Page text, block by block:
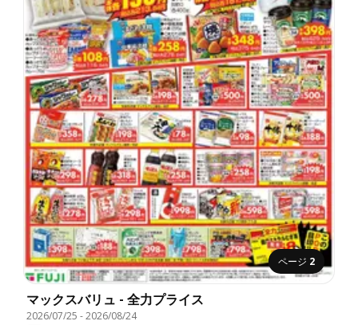
ページ 2
マックスバリュ - 全力プライス
2026/07/25 -2026/08/24